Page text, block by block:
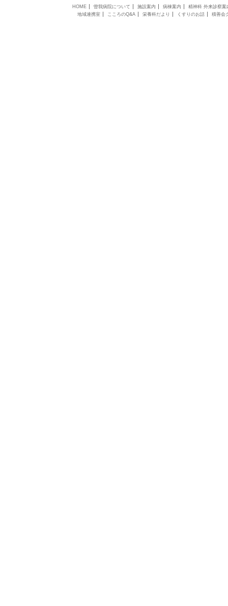
HOME 曽我病院について 施設案内 病棟案内
精神科 外来診察案
地域連携室
こころのQ&A 栄養科だより くすりのお話 積善会